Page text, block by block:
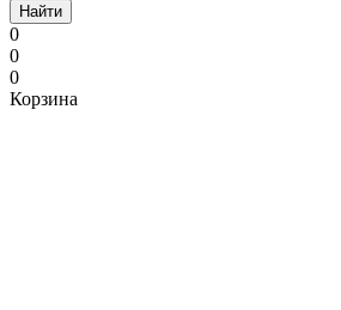
Найти
0
0
0
Корзина